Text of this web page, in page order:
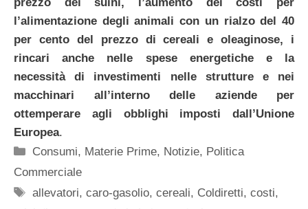
l’alimentazione degli animali con un rialzo del 40
per cento del prezzo di cereali e oleaginose, i
rincari anche nelle spese energetiche e la
necessità di investimenti nelle strutture e nei
macchinari all’interno delle aziende per
ottemperare agli obblighi imposti dall’Unione
Europea.
Categorie
Consumi, Materie Prime, Notizie, Politica
Commerciale
Tag
allevatori,caro-gasolio,cereali, Coldiretti,costi,